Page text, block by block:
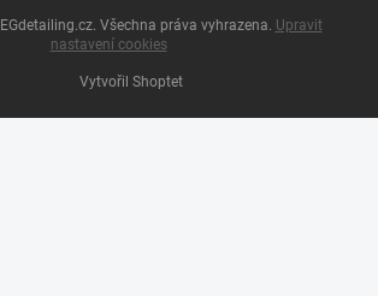
Vytvořil Shoptet
EGdetailing.cz. Všechna práva vyhrazena. Upravit
nastavení cookies